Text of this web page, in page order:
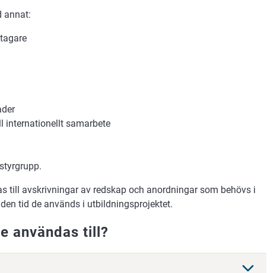
annat:
internationellt samarbete
till avskrivningar av redskap och anordningar som behövs i
tid de används i utbildningsprojektet.
användas till?